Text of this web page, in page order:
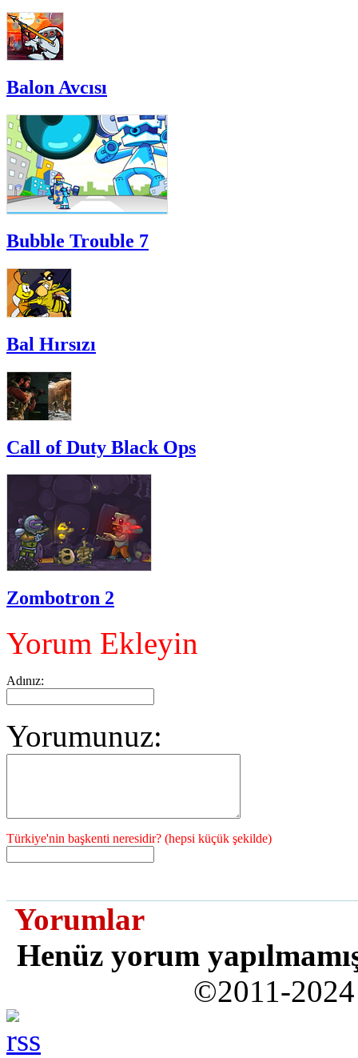
Balon Avcısı
Bubble Trouble 7
Bal Hırsızı
Call of Duty Black Ops
Zombotron 2
Yorum Ekleyin
Adınız:
Yorumunuz:
Türkiye'nin başkenti neresidir? (hepsi küçük şekilde)
Yorumlar
Henüz yorum
©2011-